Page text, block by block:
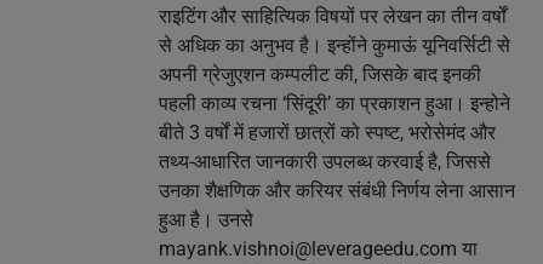
राइटिंग और साहित्यिक विषयों पर लेखन का तीन वर्षों
से अधिक का अनुभव है। इन्होंने कुमाऊं यूनिवर्सिटी से
अपनी ग्रेजुएशन कम्पलीट की, जिसके बाद इनकी
पहली काव्य रचना ‘सिंदूरी’ का प्रकाशन हुआ। इन्होने
बीते 3 वर्षों में हजारों छात्रों को स्पष्ट, भरोसेमंद और
तथ्य-आधारित जानकारी उपलब्ध करवाई है, जिससे
उनका शैक्षणिक और करियर संबंधी निर्णय लेना आसान
हुआ है। उनसे
mayank.vishnoi@leverageedu.com या